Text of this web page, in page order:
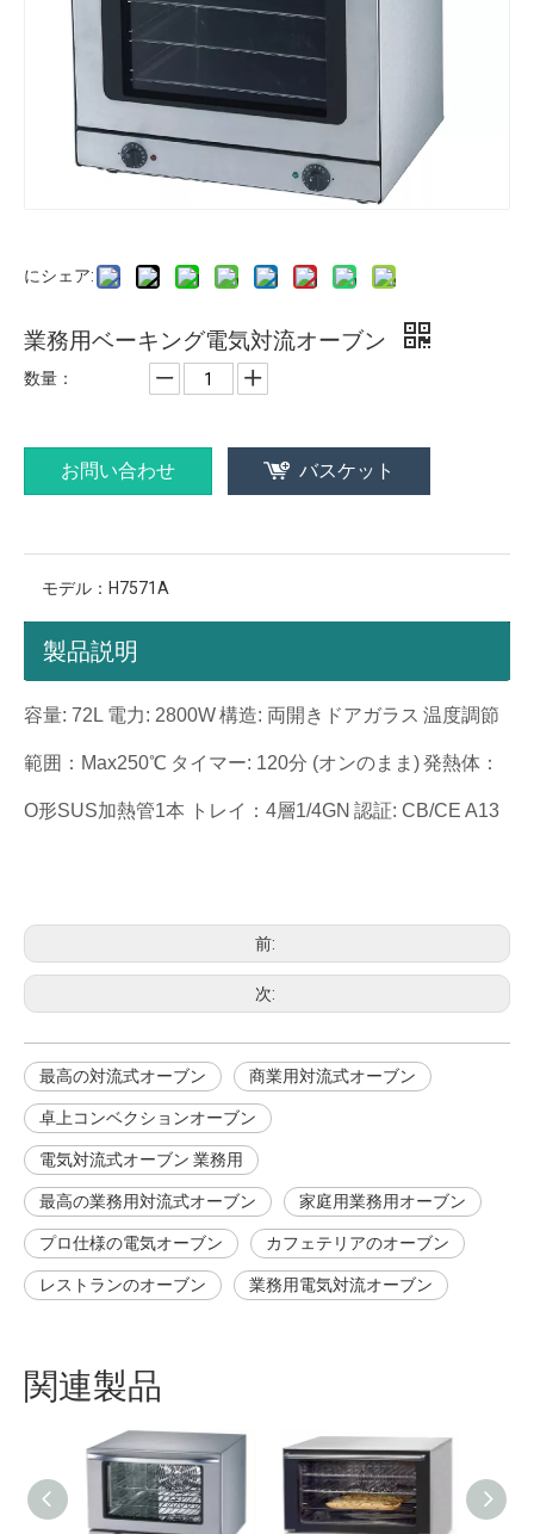
にシェア:
業務用ベーキング電気対流オーブン
数量：
お問い合わせ バスケット
モデル： H7571A
製品説明
容量: 72L 電力: 2800W構造: 両開きドアガラス 温度調節
範囲：Max250℃ タイマー: 120分 (オンのまま)発熱体：
O形SUS加熱管1本 トレイ：4層1/4GN 認証: CB/CE A13
前:
次:
最高の対流式オーブン 商業用対流式オーブン
卓上コンベクションオーブン
電気対流式オーブン 業務用
最高の業務用対流式オーブン 家庭用業務用オーブン
プロ仕様の電気オーブン カフェテリアのオーブン
レストランのオーブン 業務用電気対流オーブン
関連製品